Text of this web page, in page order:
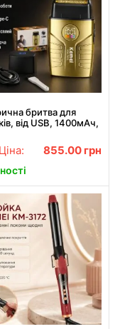
бритва для
від USB, 1400мАч,
/ Чоловіча
/ Шейвер
855.00 грн